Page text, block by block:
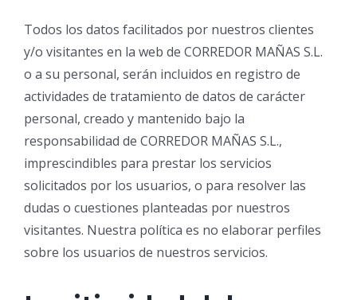
Todos los datos facilitados por nuestros clientes
y/o visitantes en la web de CORREDOR MAÑAS S.L.
o a su personal, serán incluidos en registro de
actividades de tratamiento de datos de carácter
personal, creado y mantenido bajo la
responsabilidad de CORREDOR MAÑAS S.L.,
imprescindibles para prestar los servicios
solicitados por los usuarios, o para resolver las
dudas o cuestiones planteadas por nuestros
visitantes. Nuestra política es no elaborar perfiles
sobre los usuarios de nuestros servicios.